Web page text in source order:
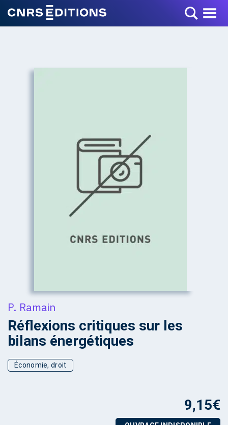
Toggle Menu
P. Ramain
Réflexions critiques sur les
bilans énergétiques
Économie, droit
9,15€